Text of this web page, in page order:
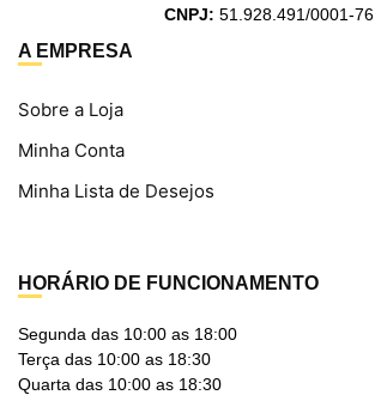
CNPJ: 51.928.491/0001-76
A EMPRESA
Sobre a Loja
Minha Conta
Minha Lista de Desejos
HORÁRIO DE FUNCIONAMENTO
Segunda das 10:00 as 18:00
Terça das 10:00 as 18:30
Quarta das 10:00 as 18:30